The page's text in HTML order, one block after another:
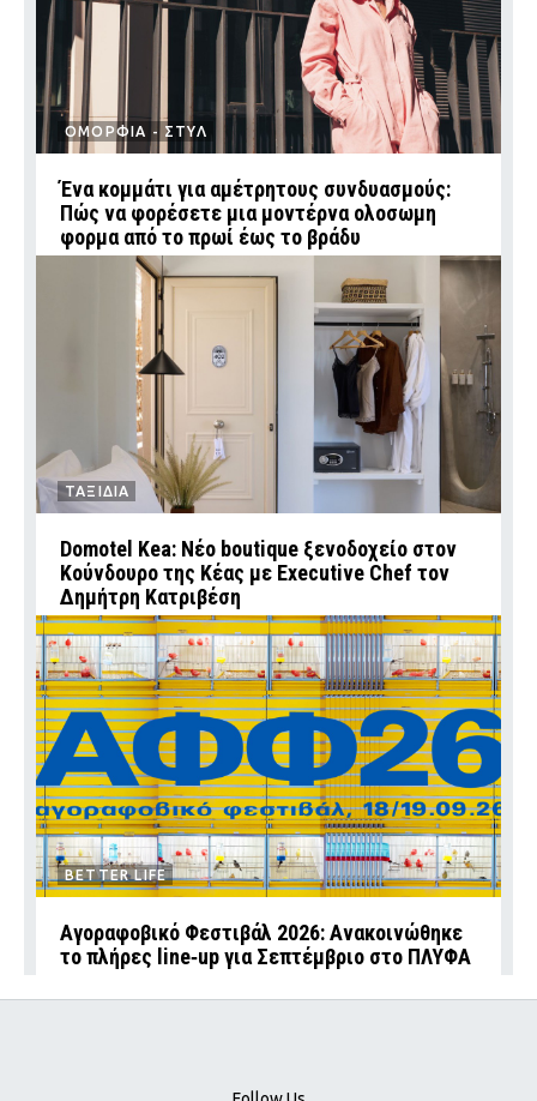
ΟΜΟΡΦΙΑ - ΣΤΥΛ
Ένα κομμάτι για αμέτρητους συνδυασμούς:
Πώς να φορέσετε μια μοντέρνα ολοσωμη
φορμα από το πρωί έως το βράδυ
ΤΑΞΙΔΙΑ
Domotel Kea: Νέο boutique ξενοδοχείο στον
Κούνδουρο της Κέας με Executive Chef τον
Δημήτρη Κατριβέση
BETTER LIFE
Αγοραφοβικό Φεστιβάλ 2026: Ανακοινώθηκε
το πλήρες line‑up για Σεπτέμβριο στο ΠΛΥΦΑ